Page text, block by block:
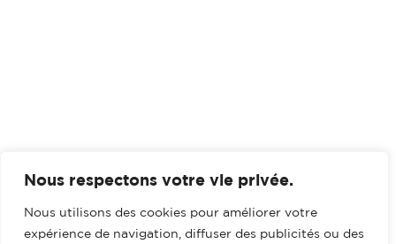
Nous respectons votre vie privée.
Nous utilisons des cookies pour améliorer votre
expérience de navigation, diffuser des publicités ou des